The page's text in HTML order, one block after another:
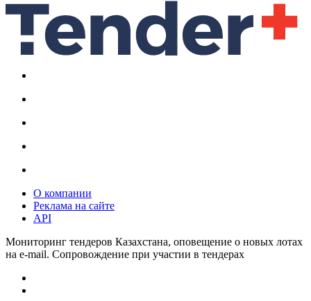
О компании
Реклама на сайте
API
Мониторинг тендеров Казахстана, оповещение о новых лотах
на e-mail. Сопровождение при участии в тендерах